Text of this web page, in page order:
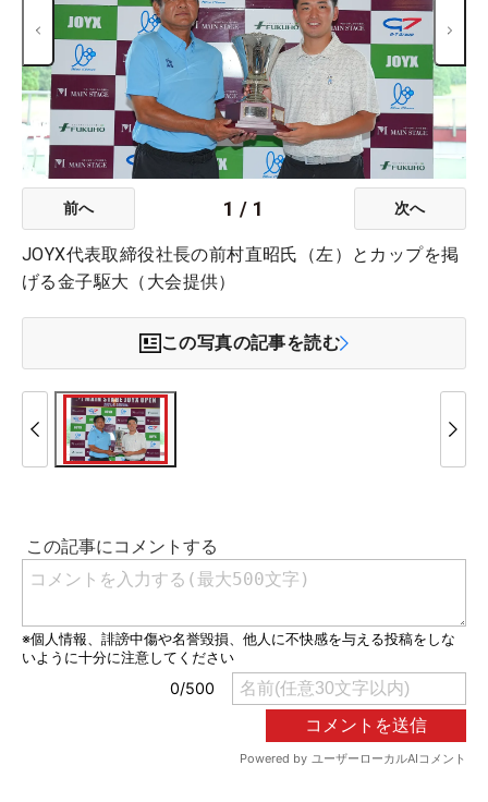
前へ 1 / 1 次へ
JOYX代表取締役社長の前村直昭氏（左）とカップを掲
げる金子駆大（大会提供）
この写真の記事を読む